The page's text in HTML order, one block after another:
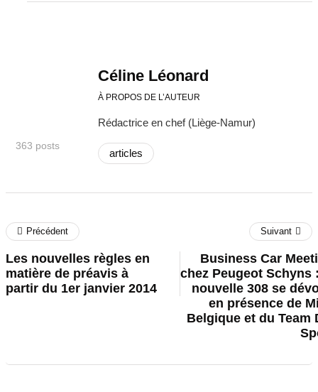
363 posts
Céline Léonard
À PROPOS DE L’AUTEUR
Rédactrice en chef (Liège-Namur)
articles
Précédent
Les nouvelles règles en
matière de préavis à
partir du 1er janvier 2014
Suivant
Business Car
chez Peugeot Schyns
nouvelle 308 se
en présence de
Belgique et du Team